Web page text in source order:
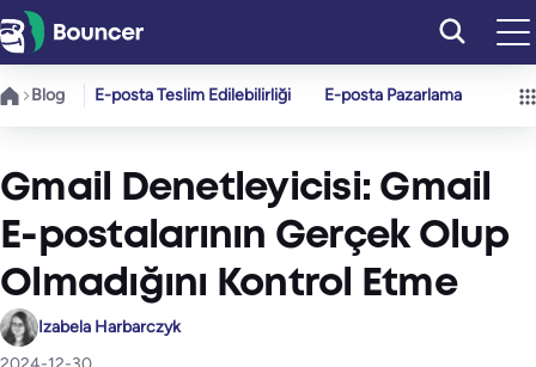
İçeriğe
geç
Blog E-posta Teslim Edilebilirliği E-posta Pazarlama
Gmail Denetleyicisi: Gmail
E-postalarının Gerçek Olup
Olmadığını Kontrol Etme
Izabela Harbarczyk